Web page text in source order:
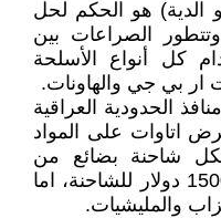
الدية) هو الحكم لحل
وتتطور الصراعات بين
كل أنواع الأسلحة
ار بي جي والهاونات.
الحدودية العراقية
اتاوات على المواد
لكل شاحنة بضائع من
كوردستان الى بغداد أكثر من 15000 دولار للشاحنة، اما
والمليشيات.